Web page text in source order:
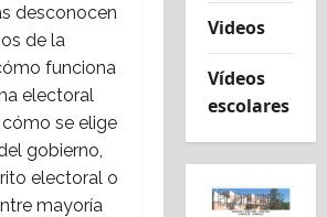
desconocen
de la
funciona
electoral
cómo se elige
gobierno,
electoral o
mayoría
Videos
Vídeos
escolares